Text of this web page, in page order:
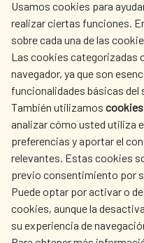
Usamos cookies para
realizar ciertas funciones.
sobre cada una de las
Las cookies categorizadas
navegador, ya que son
funcionalidades básicas del
También utilizamos
analizar cómo usted utiliza
preferencias y aportar el
relevantes. Estas cookies
previo consentimiento por
Puede optar por activar o
cookies, aunque la
su experiencia de
AECID
SPANISH HUMANITARIAN
ACTION
CULTURE AND SCIENCE
OUR SOCIAL MEDIA